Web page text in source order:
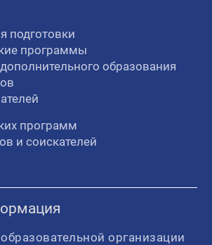
подготовки
программы
образования
программ
и соискателей
организации